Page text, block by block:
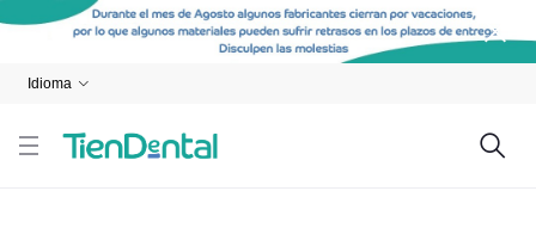
Idioma